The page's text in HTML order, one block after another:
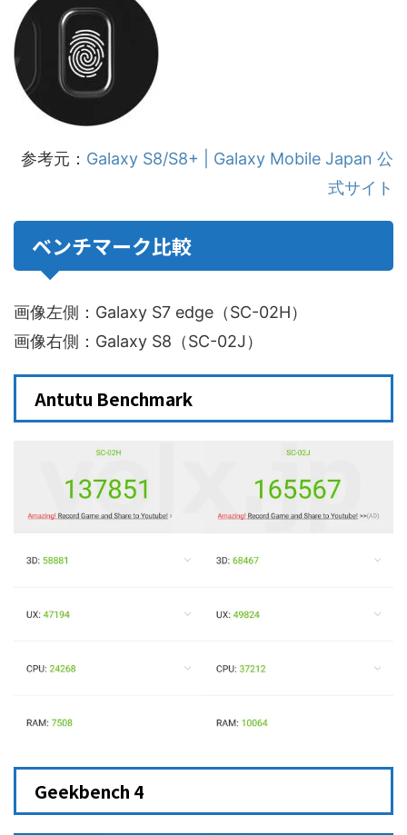
参考元： Galaxy S8/S8+ | Galaxy Mobile Japan 公
式サイト
ベンチマーク比較
画像左側：Galaxy S7 edge（SC-02H）
画像右側：Galaxy S8（SC-02J）
Antutu Benchmark
Geekbench 4